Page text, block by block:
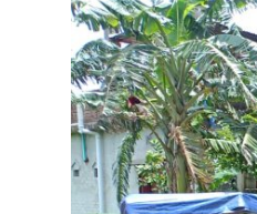
শিল্প ও সাহিত্য